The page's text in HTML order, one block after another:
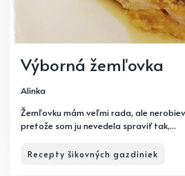
Výborná žemľovka
Alinka
Žemľovku mám veľmi rada, ale
pretože som ju nevedela spraviť tak,...
Recepty šikovných gazdiniek